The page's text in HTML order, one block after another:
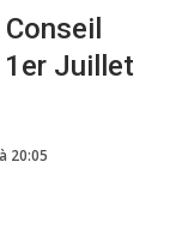
Juillet
20:05